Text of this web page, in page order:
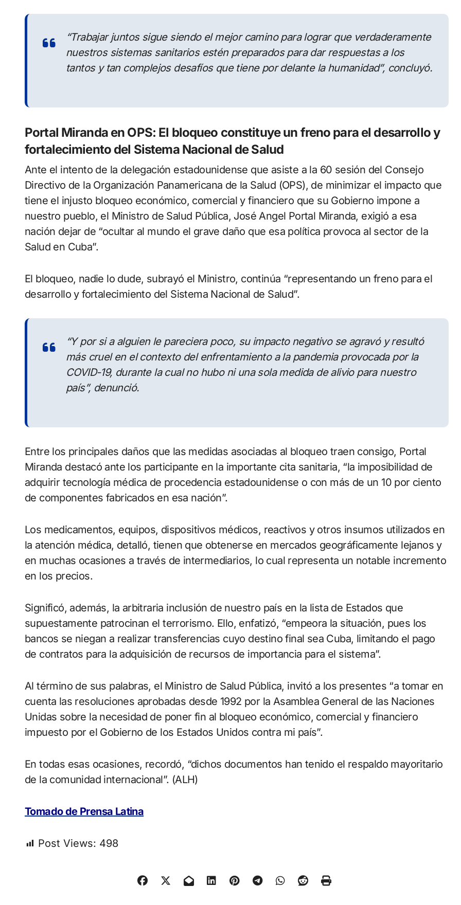
“Trabajar juntos sigue siendo el mejor camino para lograr que verdaderamente
nuestros sistemas sanitarios estén preparados para dar respuestas a los
tantos y tan complejos desafíos que tiene por delante la humanidad”, concluyó.
Portal Miranda en OPS: El bloqueo constituye un freno para el desarrollo y
fortalecimiento del Sistema Nacional de Salud
Ante el intento de la delegación estadounidense que asiste a la 60 sesión del Consejo
Directivo de la Organización Panamericana de la Salud (OPS), de minimizar el impacto que
tiene el injusto bloqueo económico, comercial y financiero que su Gobierno impone a
nuestro pueblo, el Ministro de Salud Pública, José Angel Portal Miranda, exigió a esa
nación dejar de “ocultar al mundo el grave daño que esa política provoca al sector de la
Salud en Cuba”.
El bloqueo, nadie lo dude, subrayó el Ministro, continúa “representando un freno para el
desarrollo y fortalecimiento del Sistema Nacional de Salud”.
“Y por si a alguien le pareciera poco, su impacto negativo se agravó y resultó
más cruel en el contexto del enfrentamiento a la pandemia provocada por la
COVID-19, durante la cual no hubo ni una sola medida de alivio para nuestro
país”, denunció.
Entre los principales daños que las medidas asociadas al bloqueo traen consigo, Portal
Miranda destacó ante los participante en la importante cita sanitaria, “la imposibilidad de
adquirir tecnología médica de procedencia estadounidense o con más de un 10 por ciento
de componentes fabricados en esa nación”.
Los medicamentos, equipos, dispositivos médicos, reactivos y otros insumos utilizados en
la atención médica, detalló, tienen que obtenerse en mercados geográficamente lejanos y
en muchas ocasiones a través de intermediarios, lo cual representa un notable incremento
en los precios.
Significó, además, la arbitraria inclusión de nuestro país en la lista de Estados que
supuestamente patrocinan el terrorismo. Ello, enfatizó, “empeora la situación, pues los
bancos se niegan a realizar transferencias cuyo destino final sea Cuba, limitando el pago
de contratos para la adquisición de recursos de importancia para el sistema”.
Al término de sus palabras, el Ministro de Salud Pública, invitó a los presentes “a tomar en
cuenta las resoluciones aprobadas desde 1992 por la Asamblea General de las Naciones
Unidas sobre la necesidad de poner fin al bloqueo económico, comercial y financiero
impuesto por el Gobierno de los Estados Unidos contra mi país”.
En todas esas ocasiones, recordó, “dichos documentos han tenido el respaldo mayoritario
de la comunidad internacional”. (ALH)
Tomado de Prensa Latina
Post Views: 498